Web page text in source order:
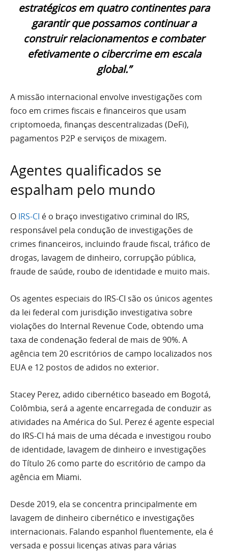
estratégicos em quatro continentes para
garantir que possamos continuar a
construir relacionamentos e combater
efetivamente o cibercrime em escala
global.”
A missão internacional envolve investigações com
foco em crimes fiscais e financeiros que usam
criptomoeda, finanças descentralizadas (DeFi),
pagamentos P2P e serviços de mixagem.
Agentes qualificados se
espalham pelo mundo
O IRS-CI é o braço investigativo criminal do IRS,
responsável pela condução de investigações de
crimes financeiros, incluindo fraude fiscal, tráfico de
drogas, lavagem de dinheiro, corrupção pública,
fraude de saúde, roubo de identidade e muito mais.
Os agentes especiais do IRS-CI são os únicos agentes
da lei federal com jurisdição investigativa sobre
violações do Internal Revenue Code, obtendo uma
taxa de condenação federal de mais de 90%. A
agência tem 20 escritórios de campo localizados nos
EUA e 12 postos de adidos no exterior.
Stacey Perez, adido cibernético baseado em Bogotá,
Colômbia, será a agente encarregada de conduzir as
atividades na América do Sul. Perez é agente especial
do IRS-CI há mais de uma década e investigou roubo
de identidade, lavagem de dinheiro e investigações
do Título 26 como parte do escritório de campo da
agência em Miami.
Desde 2019, ela se concentra principalmente em
lavagem de dinheiro cibernético e investigações
internacionais. Falando espanhol fluentemente, ela é
versada e possui licenças ativas para várias